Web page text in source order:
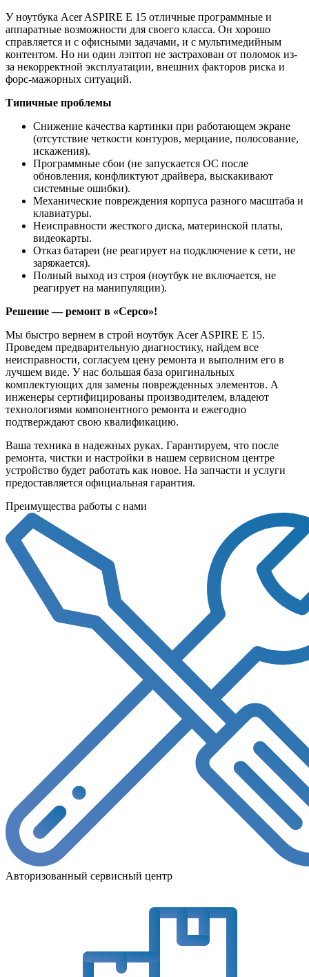
У ноутбука Acer ASPIRE E 15 отличные программные и
аппаратные возможности для своего класса. Он хорошо
справляется и с офисными задачами, и с мультимедийным
контентом. Но ни один лэптоп не застрахован от поломок из-
за некорректной эксплуатации, внешних факторов риска и
форс-мажорных ситуаций.
Типичные проблемы
Снижение качества картинки при работающем экране
(отсутствие четкости контуров, мерцание, полосование,
искажения).
Программные сбои (не запускается ОС после
обновления, конфликтуют драйвера, выскакивают
системные ошибки).
Механические повреждения корпуса разного масштаба и
клавиатуры.
Неисправности жесткого диска, материнской платы,
видеокарты.
Отказ батареи (не реагирует на подключение к сети, не
заряжается).
Полный выход из строя (ноутбук не включается, не
реагирует на манипуляции).
Решение — ремонт в «Серсо»!
Мы быстро вернем в строй ноутбук Acer ASPIRE E 15.
Проведем предварительную диагностику, найдем все
неисправности, согласуем цену ремонта и выполним его в
лучшем виде. У нас большая база оригинальных
комплектующих для замены поврежденных элементов. А
инженеры сертифицированы производителем, владеют
технологиями компонентного ремонта и ежегодно
подтверждают свою квалификацию.
Ваша техника в надежных руках. Гарантируем, что после
ремонта, чистки и настройки в нашем сервисном центре
устройство будет работать как новое. На запчасти и услуги
предоставляется официальная гарантия.
Преимущества работы с нами
Авторизованный сервисный центр